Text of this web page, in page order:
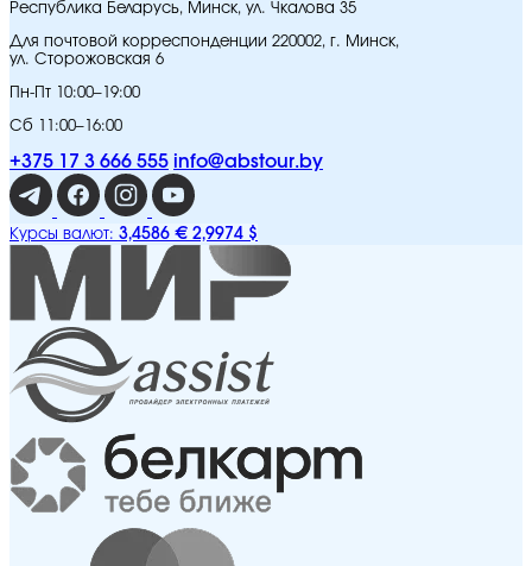
Республика Беларусь, Минск, ул. Чкалова 35
Для почтовой корреспонденции 220002, г. Минск,
ул. Сторожовская 6
Пн-Пт 10:00–19:00
Сб 11:00–16:00
+375 17 3 666 555 info@abstour.by
Курсы валют: 3,4586 € 2,9974 $